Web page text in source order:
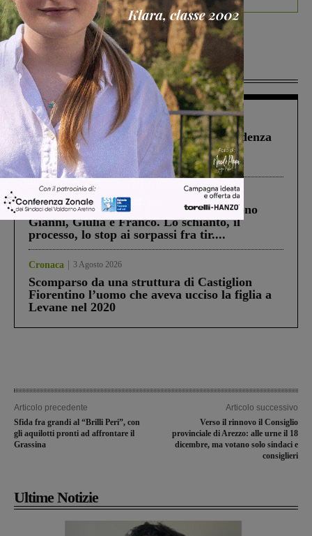
Più lette
Figline Incisa Valdarno 1 Agosto 2026
Piscina di Figline finanziata oltre la scadenza
Pnrr, il gruppo di Fratelli d’Italia: “Un
ringraziamento al Governo”
Cronaca 4 Agosto 2026
Un anno fa la strage in A1 in cui morirono
Gianni, Giulia e Franco. Lo schianto, il
processo, lo stop ai sorpassi fra tir....
Cronaca 3 Agosto 2026
Scomparso da una struttura di Castiglion
Fiorentino l’uomo che aveva ucciso la figlia a
Levane nel 2020
Articolo precedente
Sfida fra grandi al “Brilli Peri”, con
gli aquilotti pronti ad affrontare il
Grassina
Articolo successivo
Verso il rinnovo il Consiglio
provinciale di Arezzo: alle urne il 18
dicembre, ma votano solo sindaci e
consiglieri
Ultime Notizie